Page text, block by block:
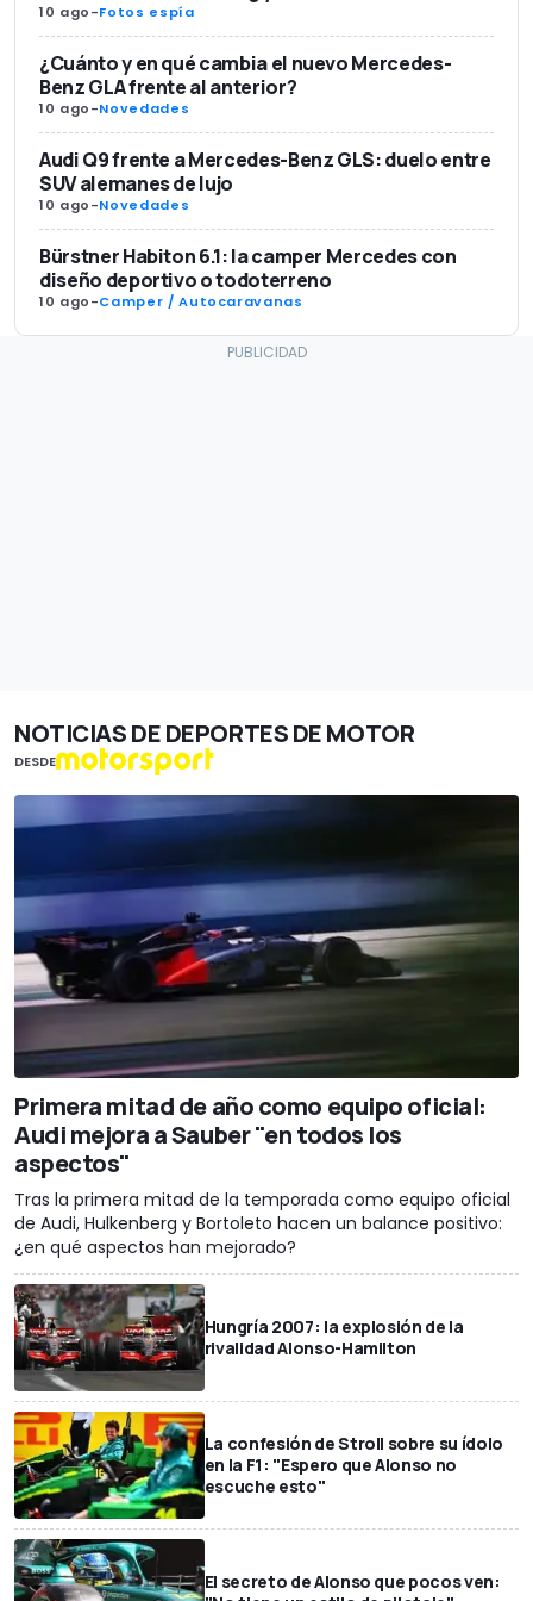
10 ago-Fotos espía
¿Cuánto y en qué cambia el nuevo Mercedes-
Benz GLA frente al anterior?
10 ago-Novedades
Audi Q9 frente a Mercedes-Benz GLS: duelo entre
SUV alemanes de lujo
10 ago-Novedades
Bürstner Habiton 6.1: la camper Mercedes con
diseño deportivo o todoterreno
10 ago-Camper / Autocaravanas
NOTICIAS DE DEPORTES DE MOTOR
DESDE
Primera mitad de año como equipo oficial:
Audi mejora a Sauber "en todos los
aspectos"
Tras la primera mitad de la temporada como equipo oficial
de Audi, Hulkenberg y Bortoleto hacen un balance positivo:
¿en qué aspectos han mejorado?
Hungría 2007: la explosión de la
rivalidad Alonso-Hamilton
La confesión de Stroll sobre su ídolo
en la F1: "Espero que Alonso no
escuche esto"
El secreto de Alonso que pocos ven: